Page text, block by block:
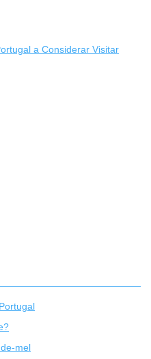
a Considerar Visitar
mel